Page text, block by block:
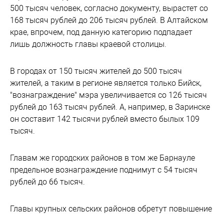
500 тысяч человек, согласно документу, вырастет со
168 тысяч рублей до 206 тысяч рублей. В Алтайском
крае, впрочем, под данную категорию подпадает
лишь должность главы краевой столицы.
В городах от 150 тысяч жителей до 500 тысяч
жителей, а таким в регионе является только Бийск,
"вознаграждение" мэра увеличивается со 126 тысяч
рублей до 163 тысяч рублей. А, например, в Заринске
он составит 142 тысячи рублей вместо былых 109
тысяч.
Главам же городских районов в том же Барнауле
предельное вознаграждение поднимут с 54 тысяч
рублей до 66 тысяч.
Главы крупных сельских районов обретут повышение